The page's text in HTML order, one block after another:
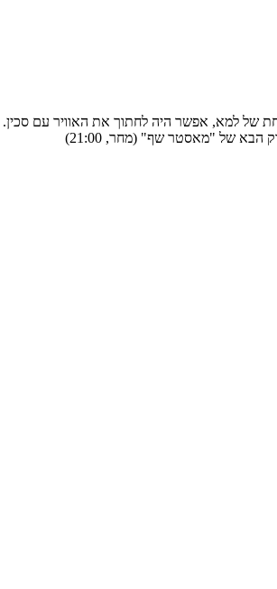
של למא, אפשר היה לחתוך את האוויר עם
של "מאסטר שף" (מחר, 21:00)